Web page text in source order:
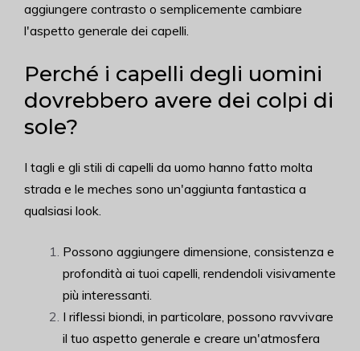
aggiungere contrasto o semplicemente cambiare
l'aspetto generale dei capelli.
Perché i capelli degli uomini
dovrebbero avere dei colpi di
sole?
I tagli e gli stili di capelli da uomo hanno fatto molta
strada e le meches sono un'aggiunta fantastica a
qualsiasi look.
Possono aggiungere dimensione, consistenza e
profondità ai tuoi capelli, rendendoli visivamente
più interessanti.
I riflessi biondi, in particolare, possono ravvivare
il tuo aspetto generale e creare un'atmosfera